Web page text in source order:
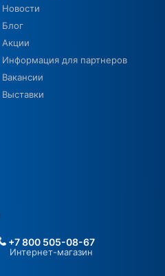
Новости
Блог
Акции
Информация для партнеров
Вакансии
Выставки
+7 800 505-08-67
Интернет-магазин